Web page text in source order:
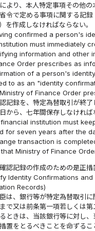
より、本人特定事項その他の
令で定める事項に関する記録
を作成しなければならない。
confirmed a person's
must immediately
information and other
Order prescribes as
of a person's identity
to as an "identity
of Finance Order
記録を、特定為替取引が終
から、七年間保存しなければ
institution must
for seven years after the
transaction is
Ministry of Finance
認記録の作成のための是正措
Identity Confirmations and
Records)
は、銀行等が特定為替取引に
で又は前条第一項若しくは
ときは、当該銀行等に対し
置をとるべきことを命ずるこ